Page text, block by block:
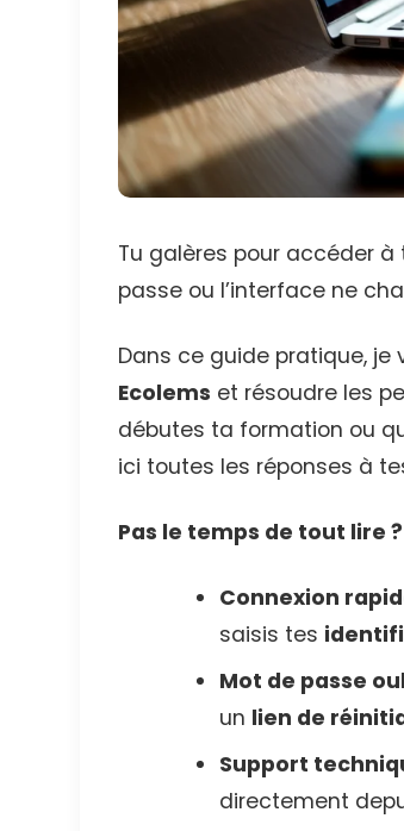
Tu galères pour accéder
passe ou l’interface ne
Dans ce guide pratique,
Ecolems et résoudre les
débutes ta formation ou
ici toutes les réponses à
Pas le temps de tout lire ?
Connexion
saisis tes
Mot de passe
un lien de
Support
directement